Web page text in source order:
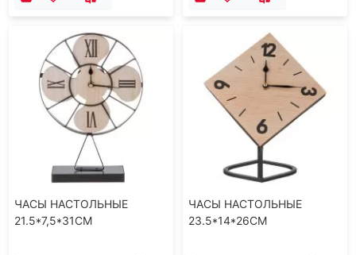
ЧАСЫ НАСТОЛЬНЫЕ
21.5*7,5*31CM
ЧАСЫ НАСТОЛЬНЫЕ
23.5*14*26CM